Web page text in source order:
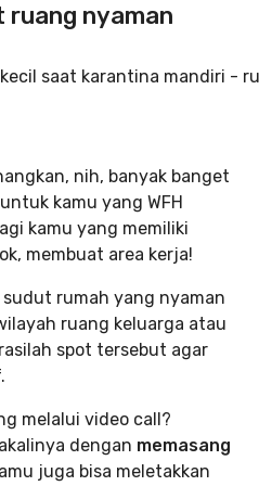
ruang nyaman
nih, banyak banget
kamu yang WFH
kamu yang memiliki
membuat area kerja!
rumah yang nyaman
ruang keluarga atau
spot tersebut agar
melalui video call?
dengan memasang
juga bisa meletakkan